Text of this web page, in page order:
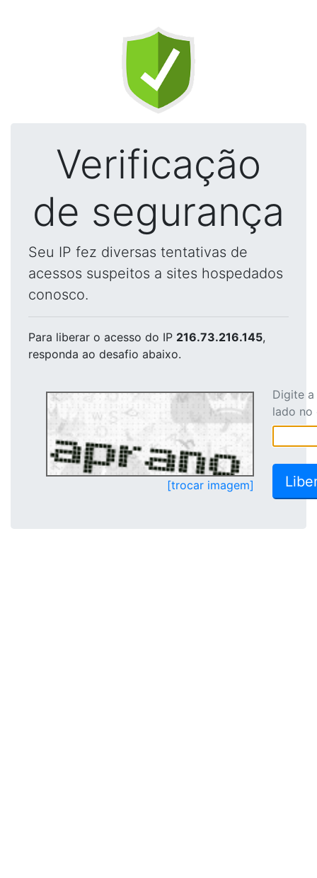
Verificação
de segurança
Seu IP fez diversas tentativas de
acessos suspeitos a sites hospedados
conosco.
Para liberar o acesso do IP 216.73.216.145,
responda ao desafio abaixo.
[trocar imagem]
Digite
lado no